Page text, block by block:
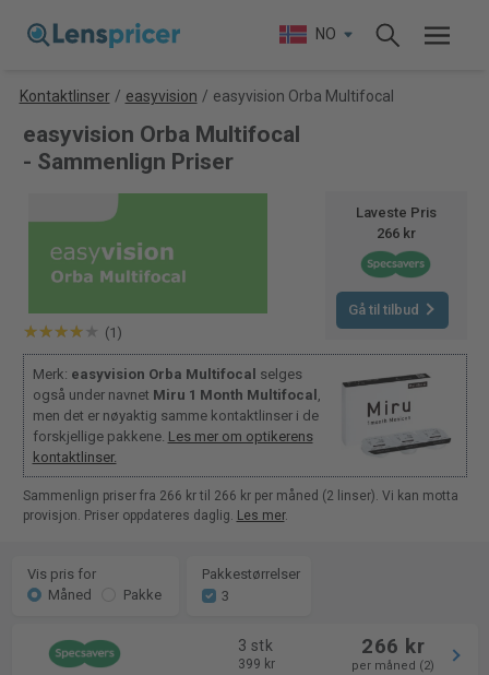
NO
Kontaktlinser / easyvision / easyvision Orba Multifocal
easyvision Orba Multifocal
- Sammenlign Priser
(1)
Laveste Pris
266 kr
Gå til tilbud
Merk: easyvision Orba Multifocal selges
også under navnet Miru 1 Month Multifocal ,
men det er nøyaktig samme kontaktlinser i de
forskjellige pakkene. Les mer om optikerens
kontaktlinser.
Sammenlign priser fra 266 kr til 266 kr per måned (2 linser). Vi kan motta
provisjon. Priser oppdateres daglig. Les mer.
Vis pris for
Måned
Pakke
Pakkestørrelser
3
3 stk
399 kr
266 kr
per måned (2)